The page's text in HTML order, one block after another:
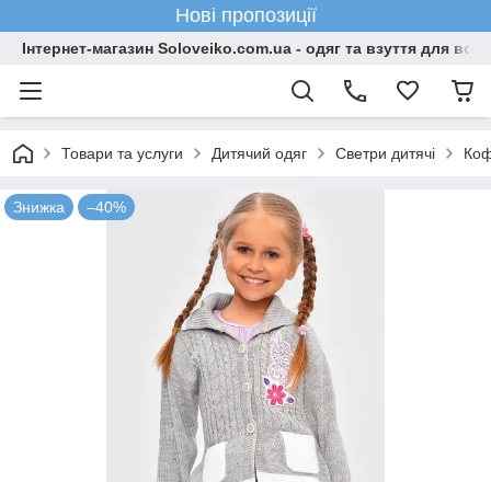
Нові пропозиції
Інтернет-магазин Soloveiko.com.ua - одяг та взуття для всієї
Товари та услуги Дитячий одяг Светри дитячі
Знижка –40%